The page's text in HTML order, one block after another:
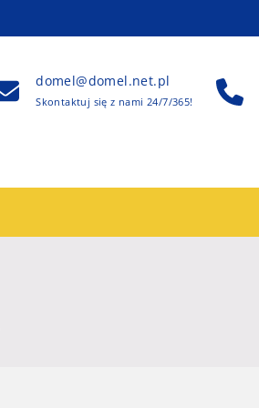
domel@domel.net.pl
Skontaktuj się z nami 24/7/365!